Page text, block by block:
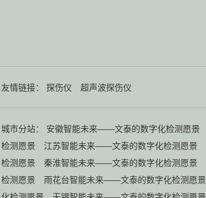
友情链接： 探伤仪 超声波探伤仪
城市分站： 安徽智能未来——文泰的数字化检测愿景
检测愿景
江苏智能未来——文泰的数字化检测愿景
检测愿景
秦淮智能未来——文泰的数字化检测愿景
检测愿景
雨花台智能未来——文泰的数字化检测愿景